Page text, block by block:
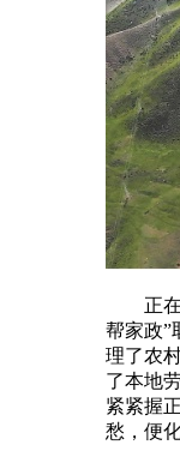
正在
帮家政”
理了农
了本地
紧紧握
愁，便